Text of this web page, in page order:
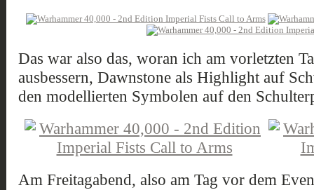
Das war also das, woran ich am vorletzten
ausbessern, Dawnstone als Highlight auf
den modellierten Symbolen auf den
Am Freitagabend, also am Tag vor dem